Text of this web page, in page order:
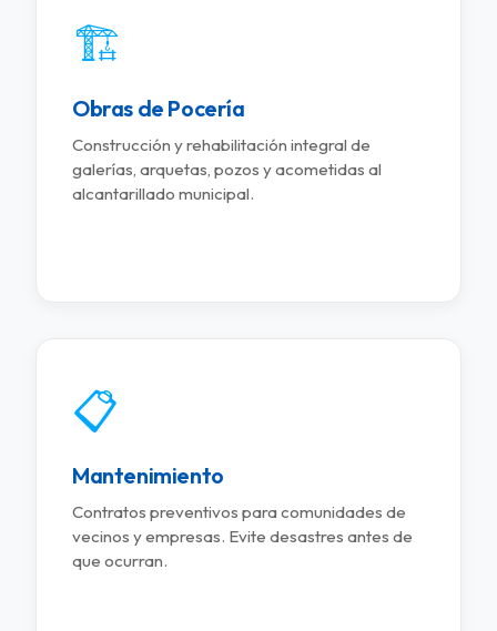
🏗️
Obras de Pocería
Construcción y rehabilitación integral de
galerías, arquetas, pozos y acometidas al
alcantarillado municipal.
📋
Mantenimiento
Contratos preventivos para comunidades de
vecinos y empresas. Evite desastres antes de
que ocurran.